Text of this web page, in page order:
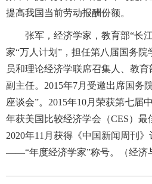
提高我国当前劳动报酬份额。
张军，经济学家，教育部“长
家“万人计划”，担任第八届国务
员和理论经济学联席召集人、教
副主任。2015年7月受邀出席国务
座谈会”。2015年10月荣获第七届
年获美国比较经济学会（CES）最
2020年11月获得《中国新闻周刊
——“年度经济学家”称号。（经济